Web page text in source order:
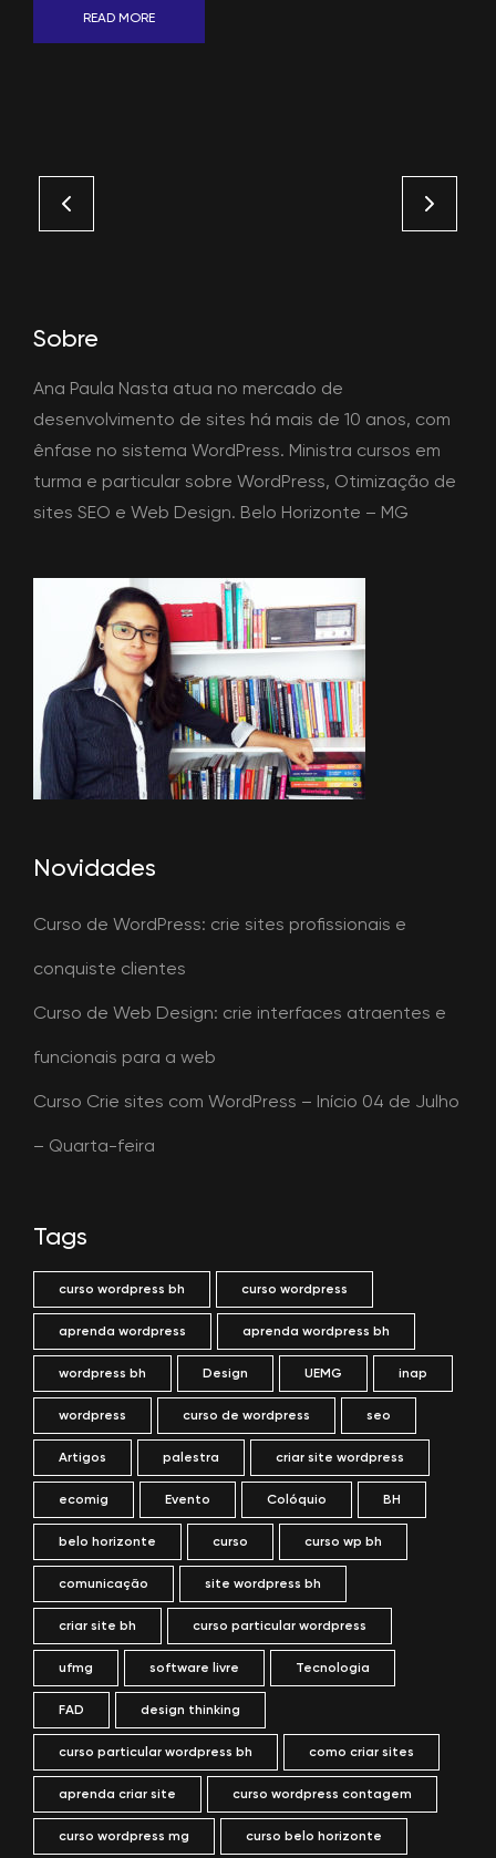
READ MORE
Sobre
Ana Paula Nasta atua no mercado de
desenvolvimento de sites há mais de 10 anos, com
ênfase no sistema WordPress. Ministra cursos em
turma e particular sobre WordPress, Otimização de
sites SEO e Web Design. Belo Horizonte – MG
Novidades
Curso de WordPress: crie sites profissionais e
conquiste clientes
Curso de Web Design: crie interfaces atraentes e
funcionais para a web
Curso Crie sites com WordPress – Início 04 de Julho
– Quarta-feira
Tags
curso wordpress bh curso wordpress
aprenda wordpress aprenda wordpress bh
wordpress bh Design UEMG inap
wordpress curso de wordpress seo
Artigos palestra criar site wordpress
ecomig Evento Colóquio BH
belo horizonte curso curso wp bh
comunicação site wordpress bh
criar site bh curso particular wordpress
ufmg software livre Tecnologia
FAD design thinking
curso particular wordpress bh como criar sites
aprenda criar site curso wordpress contagem
curso wordpress mg curso belo horizonte